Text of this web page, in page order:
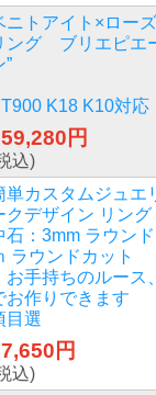
ニトアイト×ロー
ング ブリエピエ
”
K18 K10対応
円
込)
単カスタムジュエ
クデザイン リング
石：3mm ラウン
ラウンドカット
手持ちのルース
お作りできます
目選
円
込)